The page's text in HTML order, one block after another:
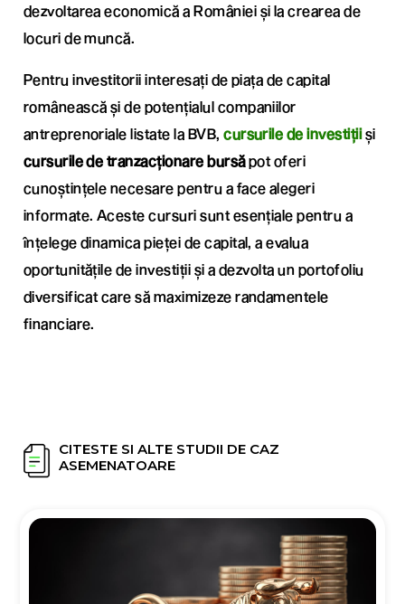
dezvoltarea economică a României și la crearea de
locuri de muncă.
Pentru investitorii interesați de piața de capital
românească și de potențialul companiilor
antreprenoriale listate la BVB,cursurile de investițiiși
cursurile de tranzacționare bursăpot oferi
cunoștințele necesare pentru a face alegeri
informate. Aceste cursuri sunt esențiale pentru a
înțelege dinamica pieței de capital, a evalua
oportunitățile de investiții și a dezvolta un portofoliu
diversificat care să maximizeze randamentele
financiare.
CITESTE SI ALTE STUDII DE CAZ
ASEMENATOARE